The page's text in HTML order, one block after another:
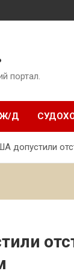
портал.
Ж/Д
допустили